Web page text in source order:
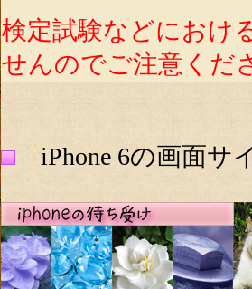
検定試験などにおけ
せんのでご注意くだ
iPhone 6の画面サ